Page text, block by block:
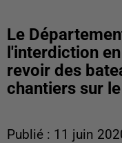
Le
l'interdiction
revoir des
chantiers sur
Publié : 11 juin